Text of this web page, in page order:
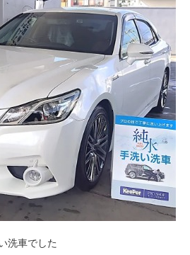
洗車でした